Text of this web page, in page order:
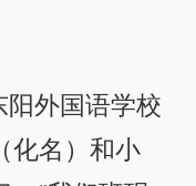
外国语学校
化名）和小